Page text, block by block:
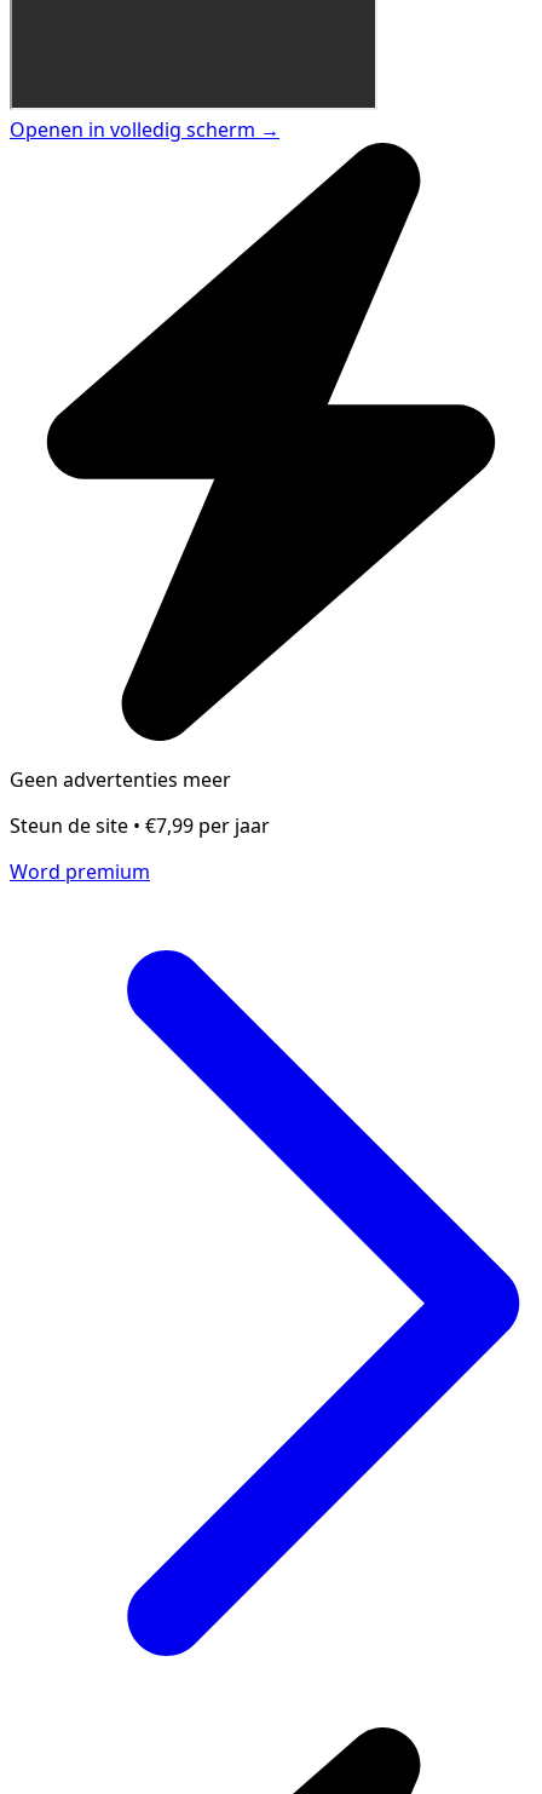
Openen in volledig scherm →
Geen advertenties meer
Steun de site • €7,99 per jaar
Word premium